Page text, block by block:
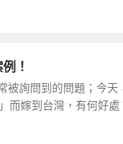
！
被詢問到的問題；今天
而嫁到台灣，有何好處